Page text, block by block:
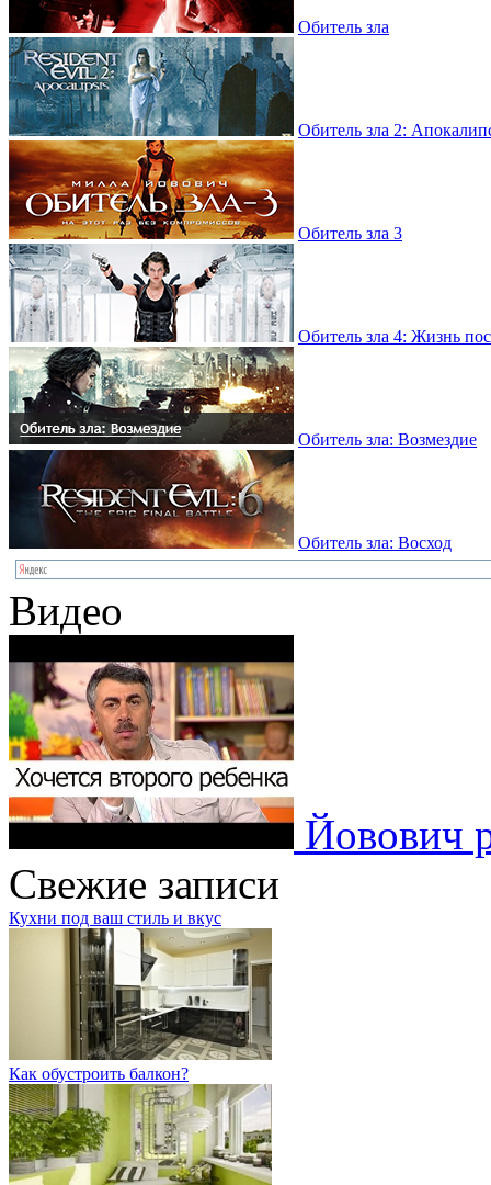
Обитель зла
Обитель зла 2:
Обитель зла 3
Обитель зла 4: Жизнь
Обитель зла: Возмездие
Обитель зла: Восход
Видео
Йовович
Свежие записи
Кухни под ваш стиль и вкус
Как обустроить балкон?